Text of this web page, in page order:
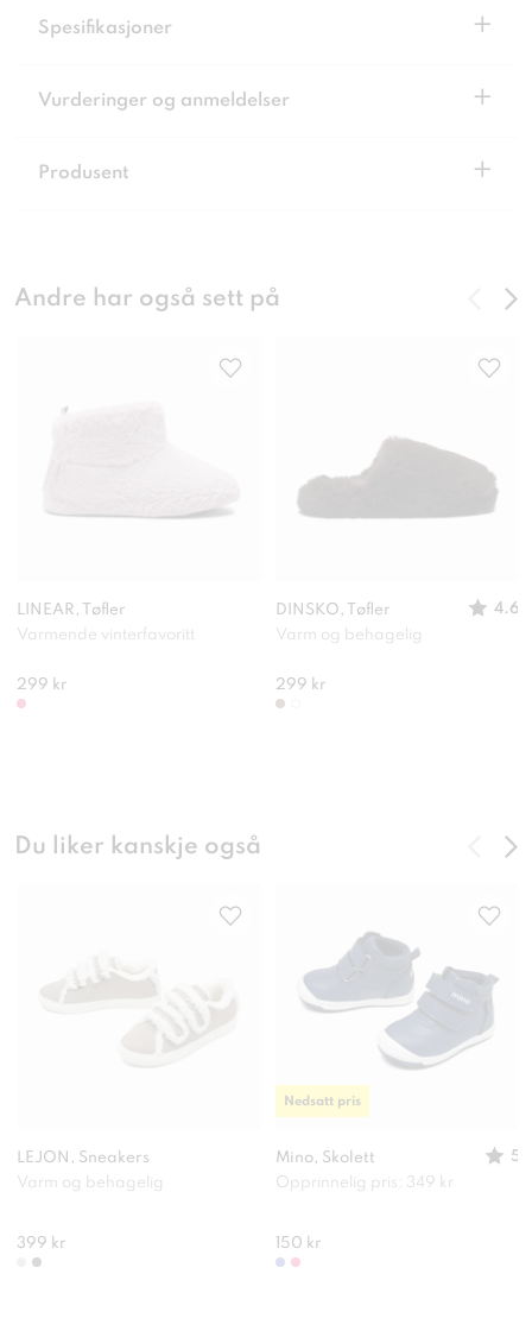
Spesifikasjoner +
Vurderinger og anmeldelser +
Produsent +
Andre har også sett på
LINEAR, Tøfler
Varmende vinterfavoritt
299 kr
DINSKO, Tøfler
4.6
Varm og behagelig
299 kr
Du liker kanskje også
LEJON, Sneakers
Varm og behagelig
399 kr
Mino, Skolett
5
Opprinnelig pris: 349 kr
150 kr
Nedsatt pris